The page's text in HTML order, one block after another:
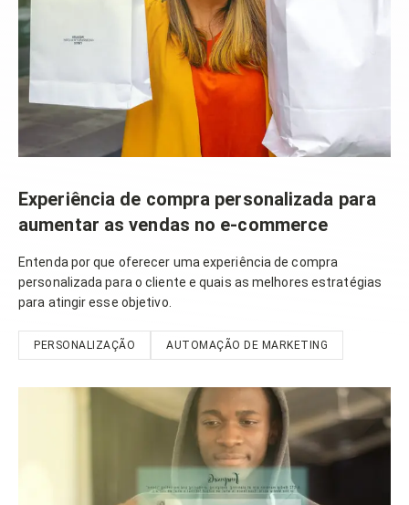
Experiência de compra personalizada para
aumentar as vendas no e-commerce
Entenda por que oferecer uma experiência de compra
personalizada para o cliente e quais as melhores estratégias
para atingir esse objetivo.
PERSONALIZAÇÃO AUTOMAÇÃO DE MARKETING